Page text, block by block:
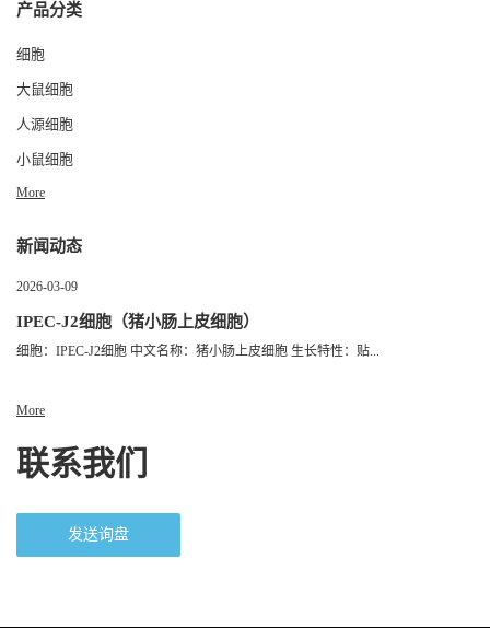
产品分类
细胞
大鼠细胞
人源细胞
小鼠细胞
More
新闻动态
2026-03-09
IPEC-J2细胞（猪小肠上皮细胞）
细胞：IPEC-J2细胞 中文名称：猪小肠上皮细胞 生长特性：贴...
More
联系我们
发送询盘